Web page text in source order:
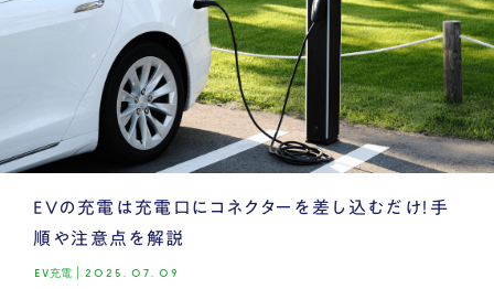
EVの充電は充電口にコネクターを差し込むだけ！手
順や注意点を解説
EV充電 2025.07.09